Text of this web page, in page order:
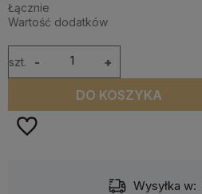
Łącznie
Wartość dodatków
szt. +
-
DO KOSZYKA
Wysyłka w: